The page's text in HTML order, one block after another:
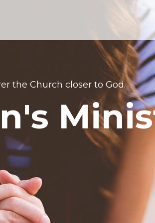
the Church closer to God.